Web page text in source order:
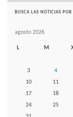
BUSCA LAS NOTICIAS POR
agosto 2026
L M
3
4
10
11
17
18
24
25